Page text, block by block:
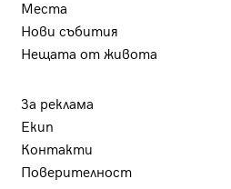
Места
Нови събития
Нещата от живота
За реклама
Екип
Контакти
Поверителност